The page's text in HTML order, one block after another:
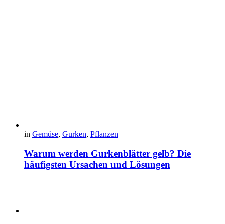
in Gemüse, Gurken, Pflanzen
Warum werden Gurkenblätter gelb? Die
häufigsten Ursachen und Lösungen